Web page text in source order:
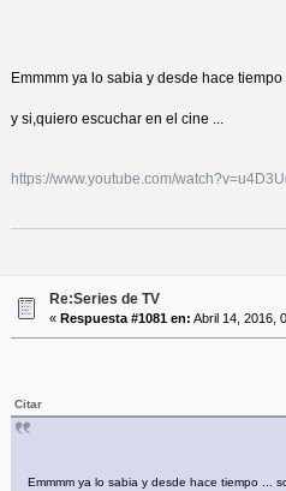
Emmmm ya lo sabia y desde hace
y si,quiero escuchar en el cine ...
https://www.youtube.com/
Re:Series de TV
« Respuesta #1081 en: Abril 14, 2016,
Citar
Emmmm ya lo sabia y desde hace tiempo ...